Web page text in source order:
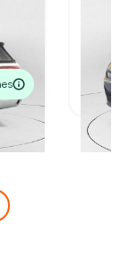
213cv
P.V.P.